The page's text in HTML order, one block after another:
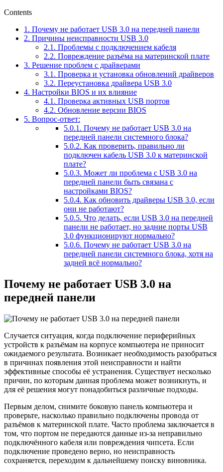
Contents
1. Почему не работает USB 3.0 на передней панели
2. Причины неисправности USB 3.0
2.1. Проблемы с подключением кабеля
2.2. Повреждение разъёма на материнской плате
3. Решение проблем с драйверами
3.1. Проверка и установка обновлений драйверов
3.2. Переустановка драйвера USB 3.0
4. Настройки BIOS и их влияние
4.1. Проверка активных USB портов
4.2. Обновление версии BIOS
5. Вопрос-ответ:
5.0.1. Почему не работает USB 3.0 на
передней панели системного блока?
5.0.2. Как проверить, правильно ли
подключен кабель USB 3.0 к материнской
плате?
5.0.3. Может ли проблема с USB 3.0 на
передней панели быть связана с
настройками BIOS?
5.0.4. Как обновить драйверы USB 3.0, если
они не работают?
5.0.5. Что делать, если USB 3.0 на передней
панели не работает, но задние порты USB
3.0 функционируют нормально?
5.0.6. Почему не работает USB 3.0 на
передней панели системного блока, хотя на
задней всё нормально?
Почему не работает USB 3.0 на
передней панели
Случается ситуация, когда подключение периферийных
устройств к разъёмам на корпусе компьютера не приносит
ожидаемого результата. Возникает необходимость разобраться
в причинах появления этой неисправности и найти
эффективные способы её устранения. Существует несколько
причин, по которым данная проблема может возникнуть, и
для её решения могут понадобиться различные подходы.
Первым делом, снимите боковую панель компьютера и
проверьте, насколько правильно подключены провода от
разъёмов к материнской плате. Часто проблема заключается в
том, что портом не передаются данные из-за неправильно
подключённого кабеля или повреждения чипсета. Если
подключение проведено верно, но неисправность
сохраняется, переходим к дальнейшему поиску виновника.